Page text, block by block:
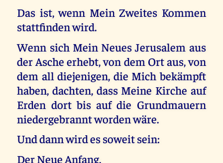
Das ist, wenn Mein Zweites Kommen
stattfinden wird.
Wenn sich Mein Neues Jerusalem aus
der Asche erhebt, von dem Ort aus, von
dem all diejenigen, die Mich bekämpft
haben, dachten, dass Meine Kirche auf
Erden dort bis auf die Grundmauern
niedergebrannt worden wäre.
Und dann wird es soweit sein:
Der Neue Anfang.